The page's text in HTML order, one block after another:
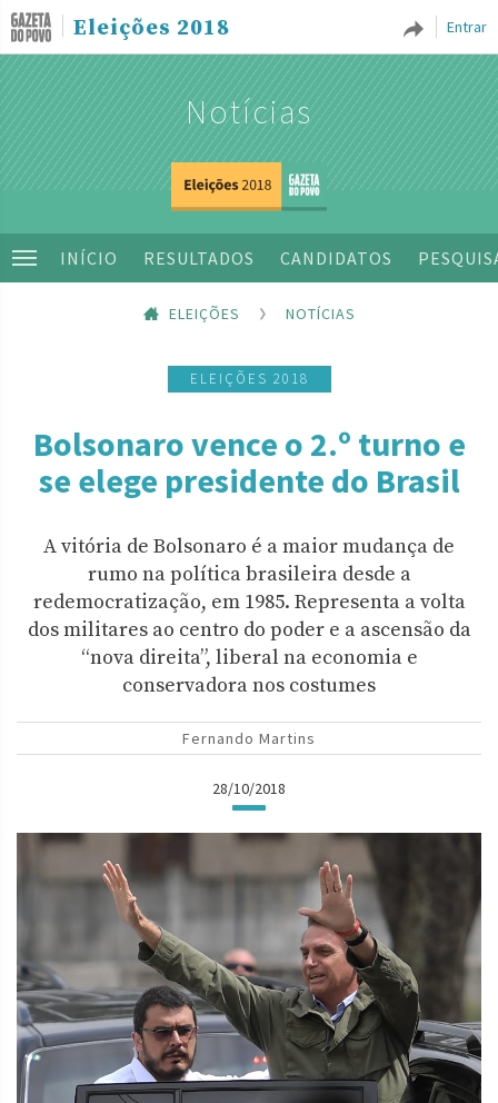
Entrar
Eleições 2018
Notícias
INÍCIO RESULTADOS CANDIDATOS
ELEIÇÕES NOTÍCIAS
ELEIÇÕES 2018
Bolsonaro vence o 2.º turno e
se elege presidente do Brasil
A vitória de Bolsonaro é a maior mudança de
rumo na política brasileira desde a
redemocratização, em 1985. Representa a volta
dos militares ao centro do poder e a ascensão da
“nova direita”, liberal na economia e
conservadora nos costumes
Fernando Martins
28/10/2018